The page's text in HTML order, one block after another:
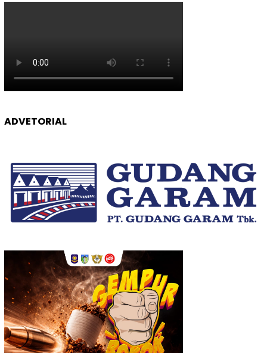
ADVETORIAL